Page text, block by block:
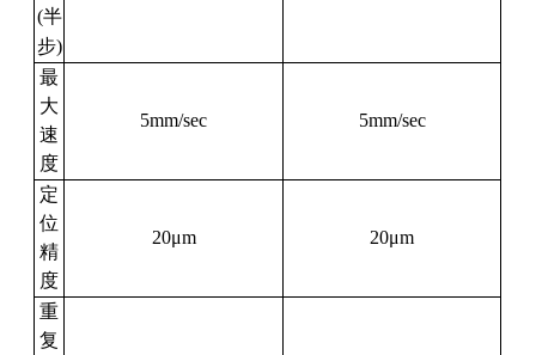
(半
步)
最
大
速
度
5mm/sec 5mm/sec
定
位
精
度
20μm 20μm
重
复